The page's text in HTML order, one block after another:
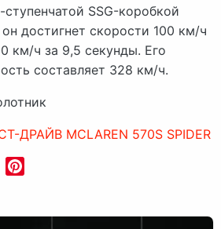
SSG-коробкой
достигнет скорости 100 км/ч
км/ч за 9,5 секунды. Его
составляет 328 км/ч.
ДРАЙВ MCLAREN 570S SPIDER
Odnoklassniki